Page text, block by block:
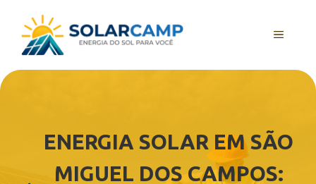
conteúdo
MENU
ENERGIA SOLAR EM SÃO
MIGUEL DOS CAMPOS: